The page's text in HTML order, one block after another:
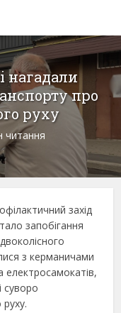
нагадали
про
руху
читання
захід
запобігання
з керманичами
електросамокатів,
суворо